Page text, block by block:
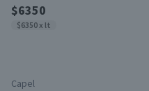
$6350
$6350 x lt
Capel